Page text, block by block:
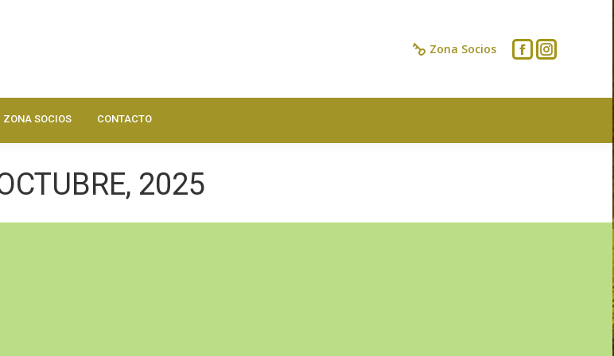
Zona Socios
ZONA SOCIOS CONTACTO
2025